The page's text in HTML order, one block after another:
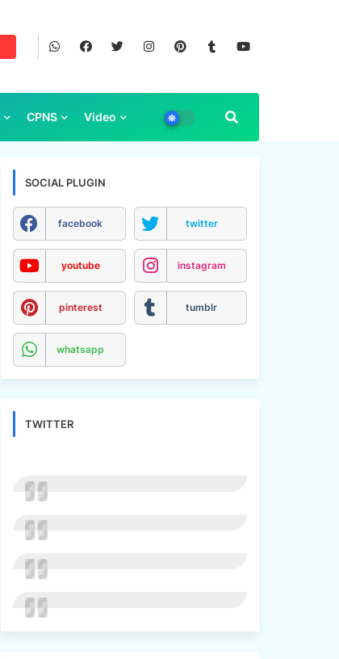
CPNS Video
SOCIAL PLUGIN
facebook twitter
youtube instagram
pinterest tumblr
whatsapp
TWITTER